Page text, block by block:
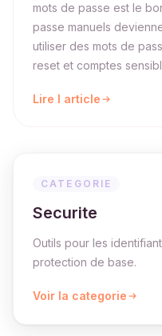
mots de passe est le
passe manuels
utiliser des mots de
reset et comptes
Lire l article
CATEGORIE
Securite
Outils pour les
protection de base.
Voir la categorie